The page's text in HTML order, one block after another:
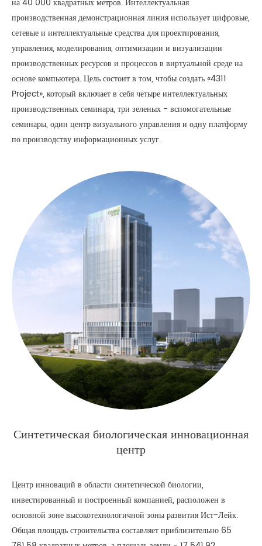
на 40 000 квадратных метров. Интеллектуальная
производственная демонстрационная линия использует цифровые,
сетевые и интеллектуальные средства для проектирования,
управления, моделирования, оптимизации и визуализации
производственных ресурсов и процессов в виртуальной среде на
основе компьютера. Цель состоит в том, чтобы создать «4311
Project», который включает в себя четыре интеллектуальных
производственных семинара, три зеленых - вспомогательные
семинары, один центр визуального управления и одну платформу
по производству информационных услуг.
Синтетическая биологическая инновационная
центр
Центр инноваций в области синтетической биологии,
инвестированный и построенный компанией, расположен в
основной зоне высокотехнологичной зоны развития Ист-Лейк.
Общая площадь строительства составляет приблизительно 65